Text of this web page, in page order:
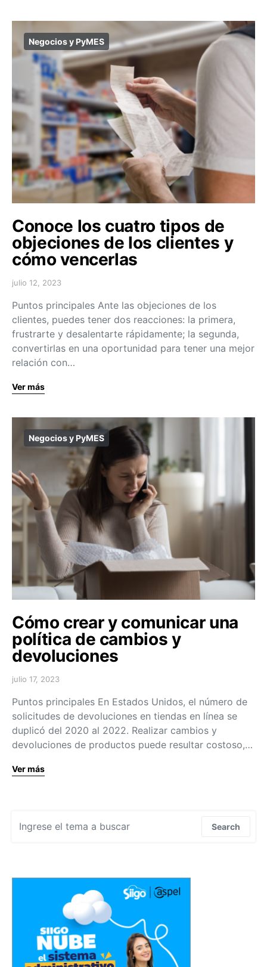
Negocios y PyMES
Conoce los cuatro tipos de
objeciones de los clientes y
cómo vencerlas
julio 12, 2023
Puntos principales Ante las objeciones de los
clientes, puedes tener dos reacciones: la primera,
frustrarte y desalentarte rápidamente; la segunda,
convertirlas en una oportunidad para tener una mejor
relación con…
Ver más
Negocios y PyMES
Cómo crear y comunicar una
política de cambios y
devoluciones
julio 17, 2023
Puntos principales En Estados Unidos, el número de
solicitudes de devoluciones en tiendas en línea se
duplicó del 2020 al 2022. Realizar cambios y
devoluciones de productos puede resultar costoso,…
Ver más
Search